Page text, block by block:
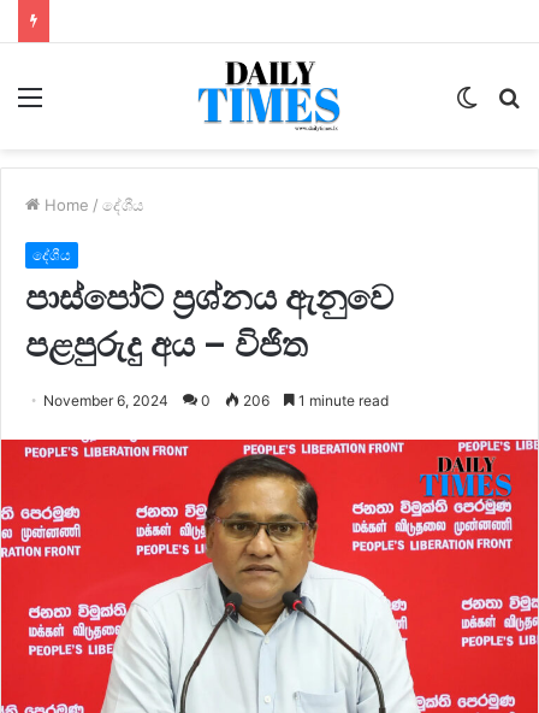
Menu
Switch
Home / දේශීය
දේශීය
පාස්පෝට් ප්‍රශ්නය ඇනුවෙ
පළපුරුදු අය – විජිත
November 6, 2024 0 206 1 minute read